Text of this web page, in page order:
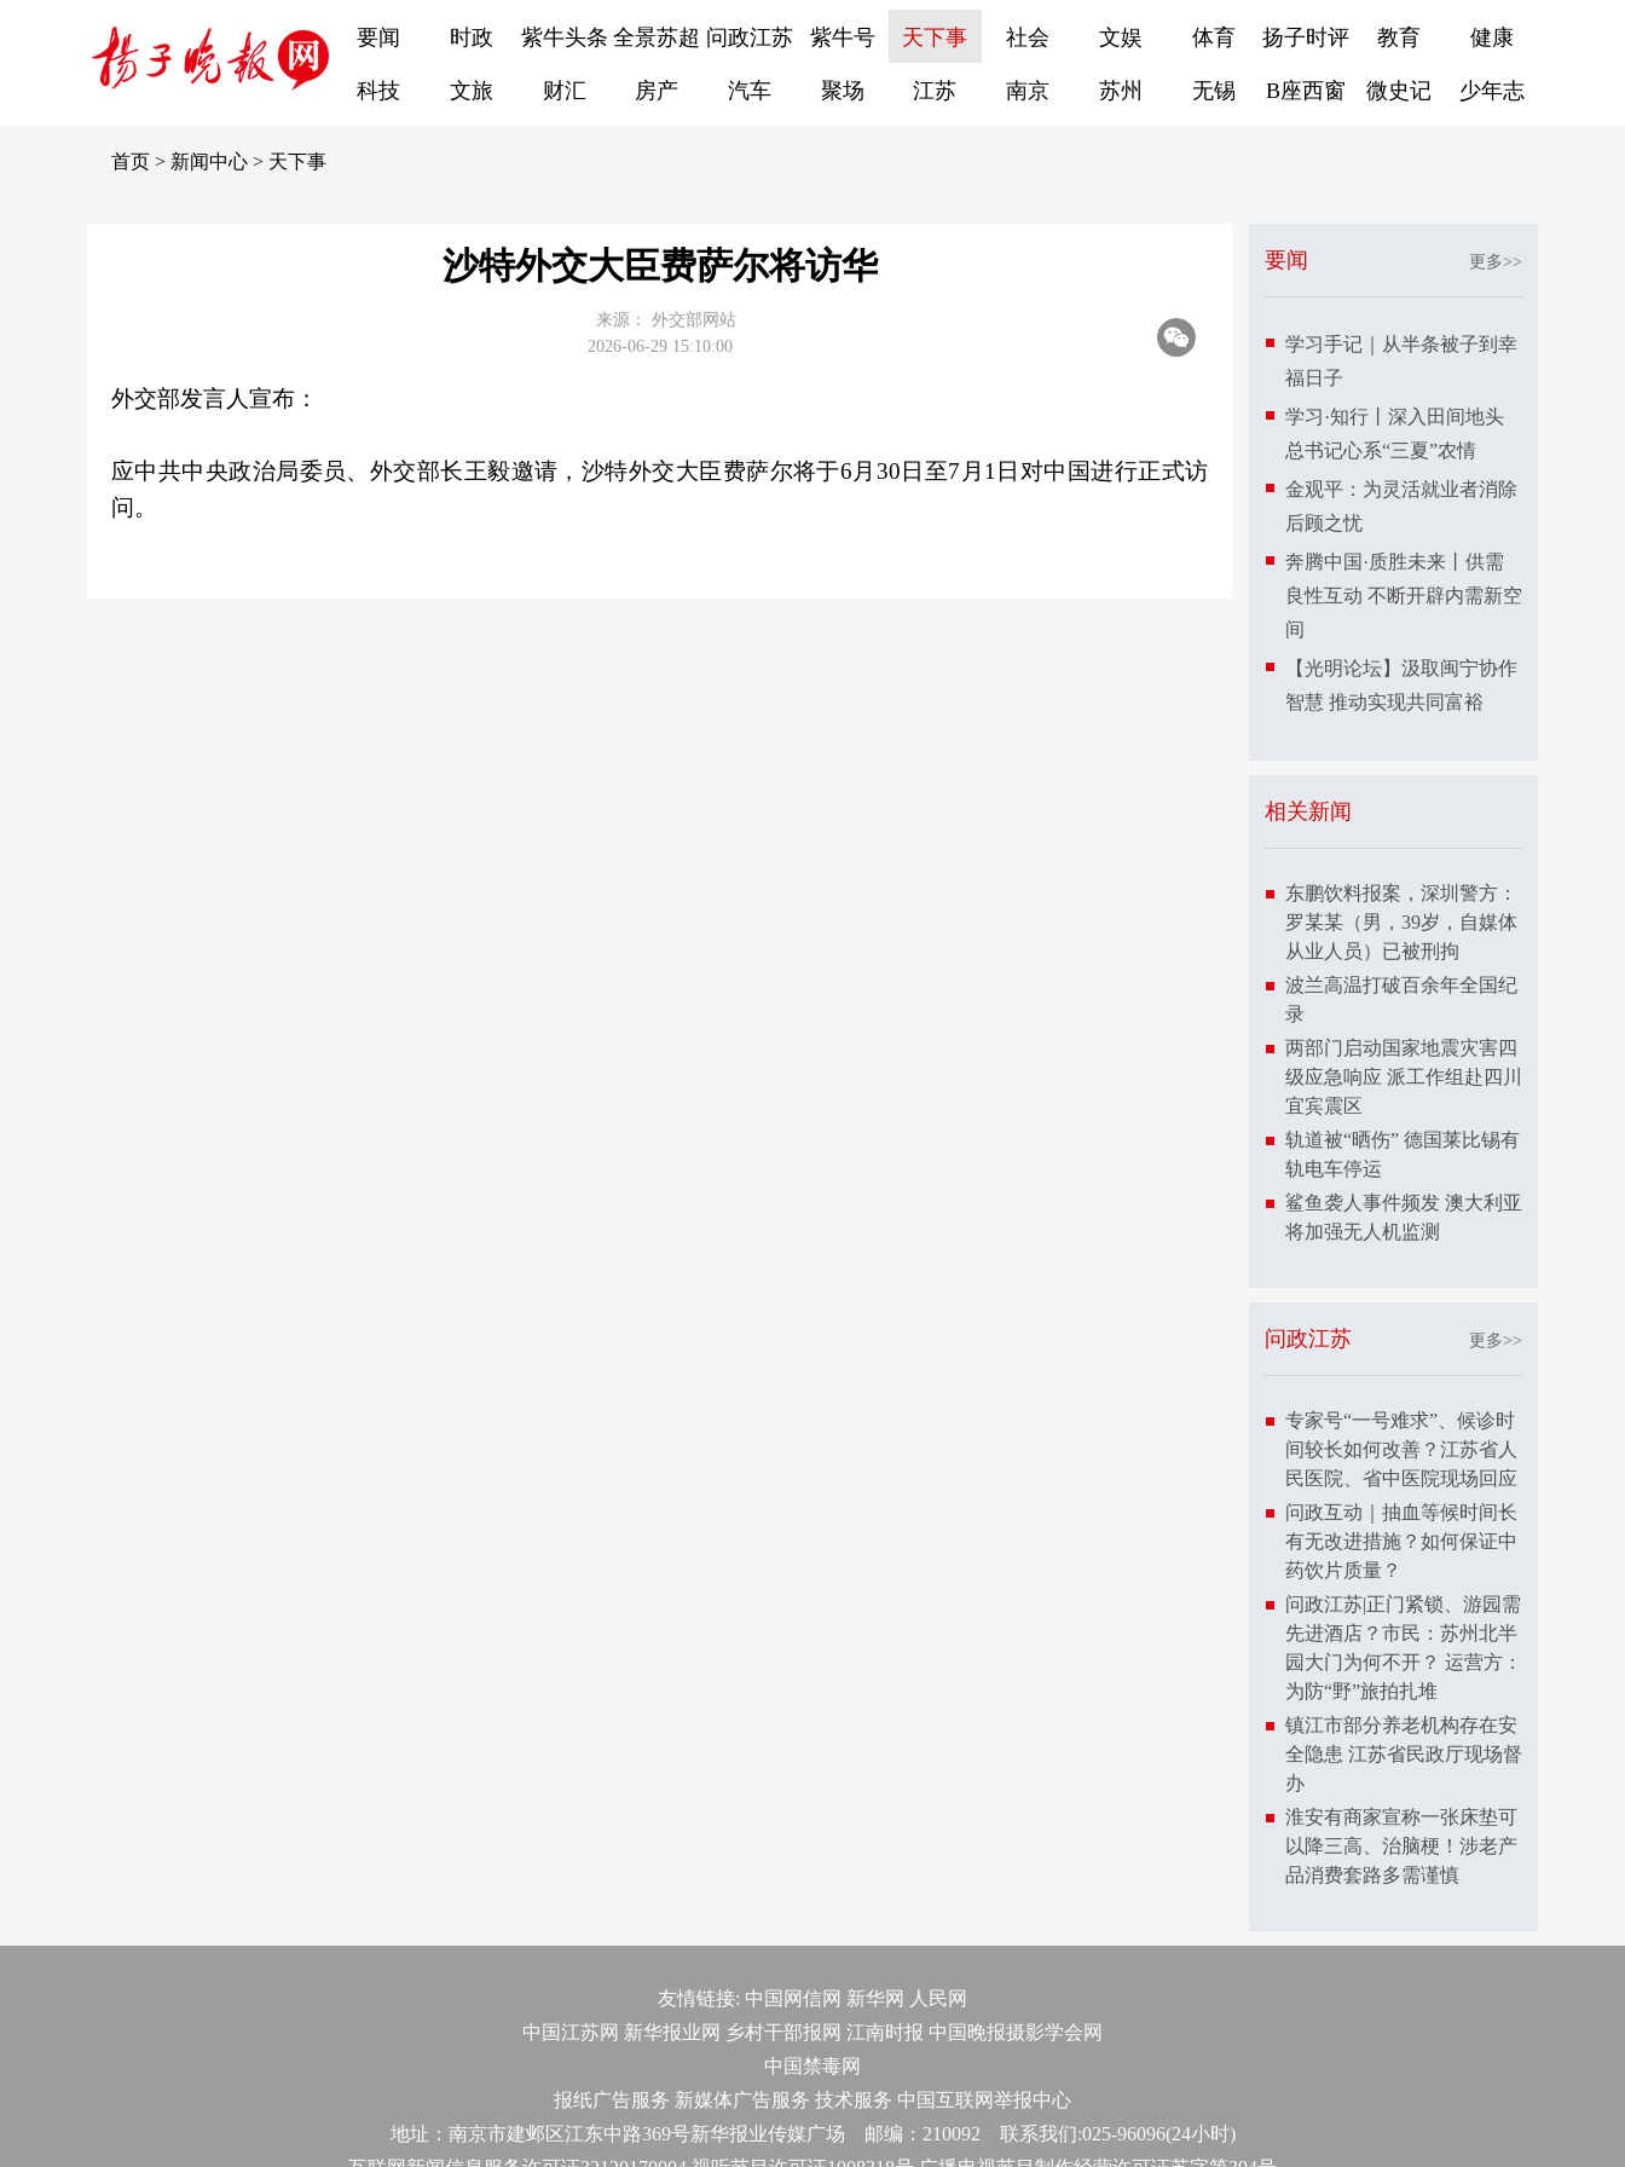
要闻 时政 紫牛头条 全景苏超 问政江苏 紫牛号 天下事 社会 文娱 体育 扬子时评 教育 健康
科技 文旅 财汇 房产 汽车 聚场 江苏 南京 苏州 无锡 B座西窗 微史记 少年志
首页 > 新闻中心 > 天下事
沙特外交大臣费萨尔将访华
来源：
外交部网站
2026-06-29 15:10:00
外交部发言人宣布：
应中共中央政治局委员、外交部长王毅邀请，沙特外交大臣费萨尔将于6月30日至7月1日对中国进行正式访
问。
要闻 更多>>
学习手记｜从半条被子到幸
福日子
学习·知行丨深入田间地头
总书记心系“三夏”农情
金观平：为灵活就业者消除
后顾之忧
奔腾中国·质胜未来丨供需
良性互动 不断开辟内需新空
间
【光明论坛】汲取闽宁协作
智慧 推动实现共同富裕
相关新闻
东鹏饮料报案，深圳警方：
罗某某（男，39岁，自媒体
从业人员）已被刑拘
波兰高温打破百余年全国纪
录
两部门启动国家地震灾害四
级应急响应 派工作组赴四川
宜宾震区
轨道被“晒伤” 德国莱比锡有
轨电车停运
鲨鱼袭人事件频发 澳大利亚
将加强无人机监测
问政江苏 更多>>
专家号“一号难求”、候诊时
间较长如何改善？江苏省人
民医院、省中医院现场回应
问政互动｜抽血等候时间长
有无改进措施？如何保证中
药饮片质量？
问政江苏|正门紧锁、游园需
先进酒店？市民：苏州北半
园大门为何不开？ 运营方：
为防“野”旅拍扎堆
镇江市部分养老机构存在安
全隐患 江苏省民政厅现场督
办
淮安有商家宣称一张床垫可
以降三高、治脑梗！涉老产
品消费套路多需谨慎
友情链接: 中国网信网 新华网
人民网
中国江苏网 新华报业网 乡村干部报网 江南时报 中国晚报摄影学会网
中国禁毒网
报纸广告服务 新媒体广告服务 技术服务 中国互联网举报中心
地址：南京市建邺区江东中路369号新华报业传媒广场 邮编：210092 联系我们:025-96096(24小时)